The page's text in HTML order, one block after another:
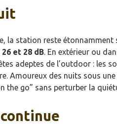
la station reste
et 28 dB. En extérieur ou
adeptes de l’outdoor : les
Amoureux des nuits sous
the go” sans perturber la